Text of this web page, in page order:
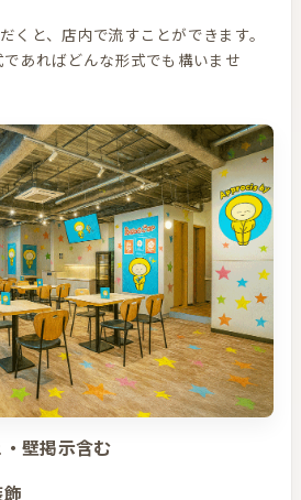
くと、店内で流すことができます。
あればどんな形式でも構いませ
壁掲示含む